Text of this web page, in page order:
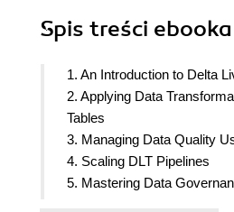
Spis treści ebooka
1. An Introduction to Delta
2. Applying Data
Tables
3. Managing Data Quality
4. Scaling DLT Pipelines
5. Mastering Data